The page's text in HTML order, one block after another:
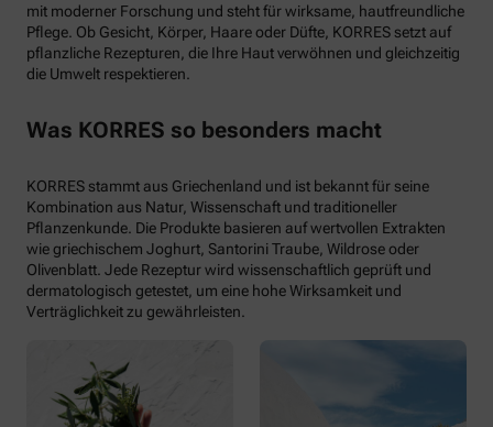
mit moderner Forschung und steht für wirksame, hautfreundliche
Pflege. Ob Gesicht, Körper, Haare oder Düfte, KORRES setzt auf
pflanzliche Rezepturen, die Ihre Haut verwöhnen und gleichzeitig
die Umwelt respektieren.
Was KORRES so besonders macht
KORRES stammt aus Griechenland und ist bekannt für seine
Kombination aus Natur, Wissenschaft und traditioneller
Pflanzenkunde. Die Produkte basieren auf wertvollen Extrakten
wie griechischem Joghurt, Santorini Traube, Wildrose oder
Olivenblatt. Jede Rezeptur wird wissenschaftlich geprüft und
dermatologisch getestet, um eine hohe Wirksamkeit und
Verträglichkeit zu gewährleisten.